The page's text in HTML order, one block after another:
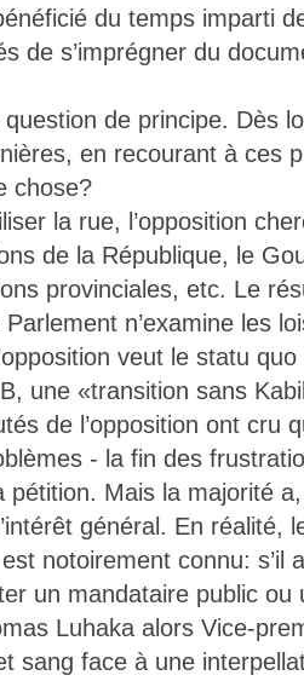
du temps imparti
de s’imprégner du
question de principe. Dès
en recourant à ces
chose?
la rue, l’opposition
de la République, le
provinciales, etc. Le
n’examine les
veut le statu
une «transition sans
de l’opposition ont cru
- la fin des
pétition. Mais la majorité
général. En réalité,
notoirement connu: s’il
un mandataire public ou
Luhaka alors Vice-
sang face à une